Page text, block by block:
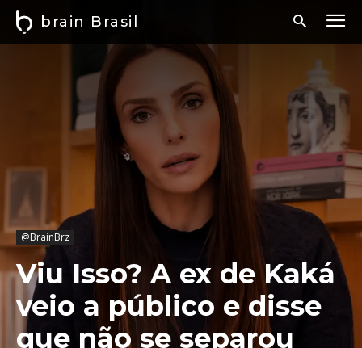
brain Brasil
@BrainBrz
Viu Isso? A ex de Kaká
veio a público e disse
que não se separou